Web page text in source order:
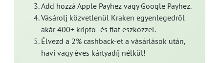
Add hozzá Apple Payhez vagy Google Payhez.
Vásárolj közvetlenül Kraken egyenlegedről
akár 400+ kripto- és fiat eszközzel.
Élvezd a 2% cashback-et a vásárlások után,
havi vagy éves kártyadíj nélkül!